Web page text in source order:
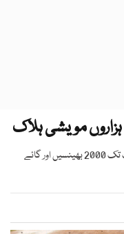
مویشی ہلاک
حالیہ دنوں میں پورے ہفتے ہولناک ہیٹ ویو سے اب تک 2000 بھینسیں اور گائے